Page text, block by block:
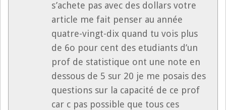
s’achete pas avec des dollars votre
article me fait penser au année
quatre-vingt-dix quand tu vois plus
de 6o pour cent des etudiants d’un
prof de statistique ont une note en
dessous de 5 sur 20 je me posais des
questions sur la capacité de ce prof
car c pas possible que tous ces